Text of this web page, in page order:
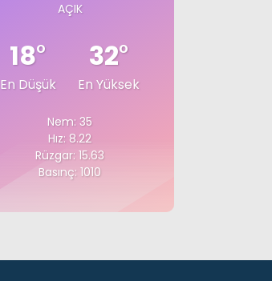
AÇIK
18°
En Düşük
32°
En Yüksek
Nem: 35
Hız: 8.22
Rüzgar: 15.63
Basınç: 1010